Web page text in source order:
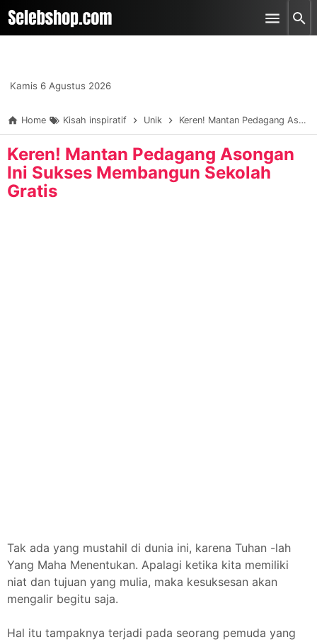
-->
Skip to main content
Kamis 6 Agustus 2026
Home Kisah inspiratif Unik Keren! Mantan Pedagang Asongan Ini Sukses Membangun Sekolah Gratis
Keren! Mantan Pedagang Asongan
Ini Sukses Membangun Sekolah
Gratis
Tak ada yang mustahil di dunia ini, karena Tuhan -lah
Yang Maha Menentukan. Apalagi ketika kita memiliki
niat dan tujuan yang mulia, maka kesuksesan akan
mengalir begitu saja.
Hal itu tampaknya terjadi pada seorang pemuda yang